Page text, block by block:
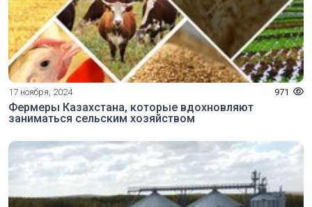
17 ноября, 2024 971
Фермеры Казахстана, которые вдохновляют
заниматься сельским хозяйством